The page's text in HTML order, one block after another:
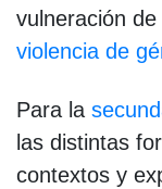
vulneración
violencia de
Para la
las distintas
contextos y